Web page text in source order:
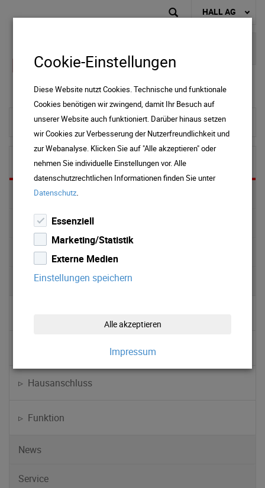
HALL AG
zur Startseite
Wärme
Preise & Downloads
Wärme aus Biomasse
Wärmelabeling
Wärmeversorgung
▹ Hausanschluss
▹ Funktion
News
Service
Cookie-Einstellungen
Diese Website nutzt Cookies. Technische und funktionale
Cookies benötigen wir zwingend, damit Ihr Besuch auf
unserer Website auch funktioniert. Darüber hinaus setzen
wir Cookies zur Verbesserung der Nutzerfreundlichkeit und
zur Webanalyse. Klicken Sie auf "Alle akzeptieren" oder
nehmen Sie individuelle Einstellungen vor. Alle
datenschutzrechtlichen Informationen finden Sie unter
Datenschutz.
Essenziell
Marketing/Statistik
Externe Medien
Einstellungen speichern
Alle akzeptieren
Impressum